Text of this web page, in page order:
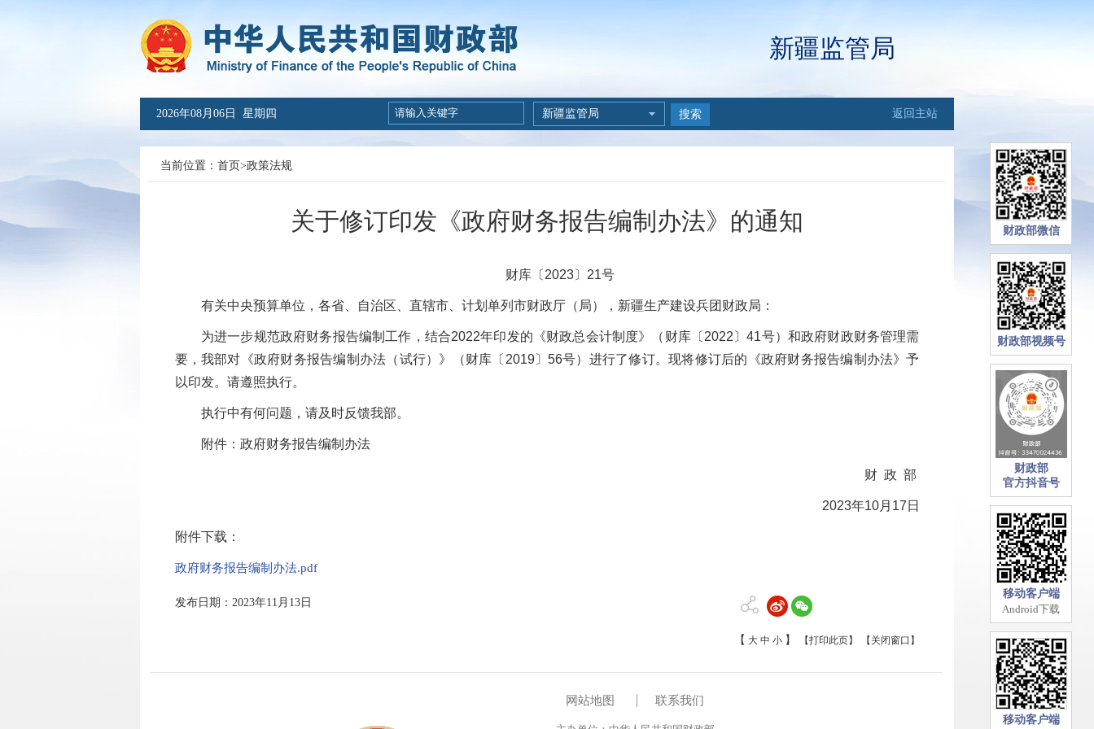
财政部微信
财政部视频号
财政部
官方抖音号
移动客户端
Android下载
移动客户端
新疆监管局
2026年08月06日 星期四 新疆监管局 搜索 返回主站
当前位置： 首页>政策法规
关于修订印发《政府财务报告编制办法》的通知
财库〔2023〕21号
有关中央预算单位，各省、自治区、直辖市、计划单列市财政厅（局），新疆生产建设兵团财政局：
为进一步规范政府财务报告编制工作，结合2022年印发的《财政总会计制度》（财库〔2022〕41号）和政府财政财务管理需
要，我部对《政府财务报告编制办法（试行）》（财库〔2019〕56号）进行了修订。现将修订后的《政府财务报告编制办法》予
以印发。请遵照执行。
执行中有何问题，请及时反馈我部。
附件：政府财务报告编制办法
财 政 部
2023年10月17日
附件下载：
政府财务报告编制办法.pdf
发布日期：2023年11月13日
【 大 中 小 】 【打印此页】 【关闭窗口】
网站地图 联系我们